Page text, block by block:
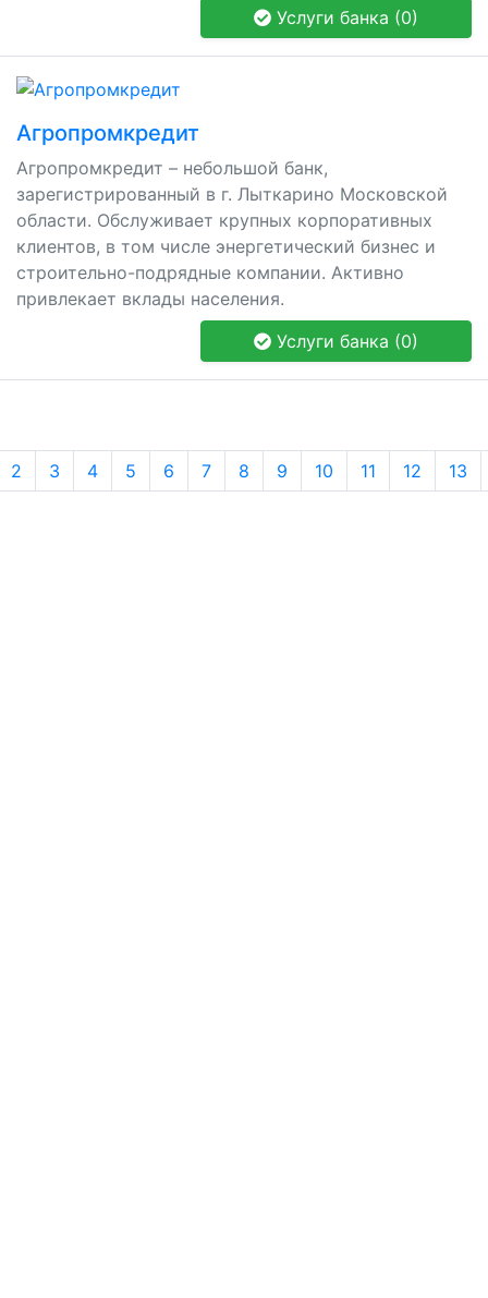
Услуги банка (0)
Агропромкредит
Агропромкредит – небольшой банк,
зарегистрированный в г. Лыткарино Московской
области. Обслуживает крупных корпоративных
клиентов, в том числе энергетический бизнес и
строительно-подрядные компании. Активно
привлекает вклады населения.
Услуги банка (0)
2 3 4 5 6 7 8 9 10 11 12 13